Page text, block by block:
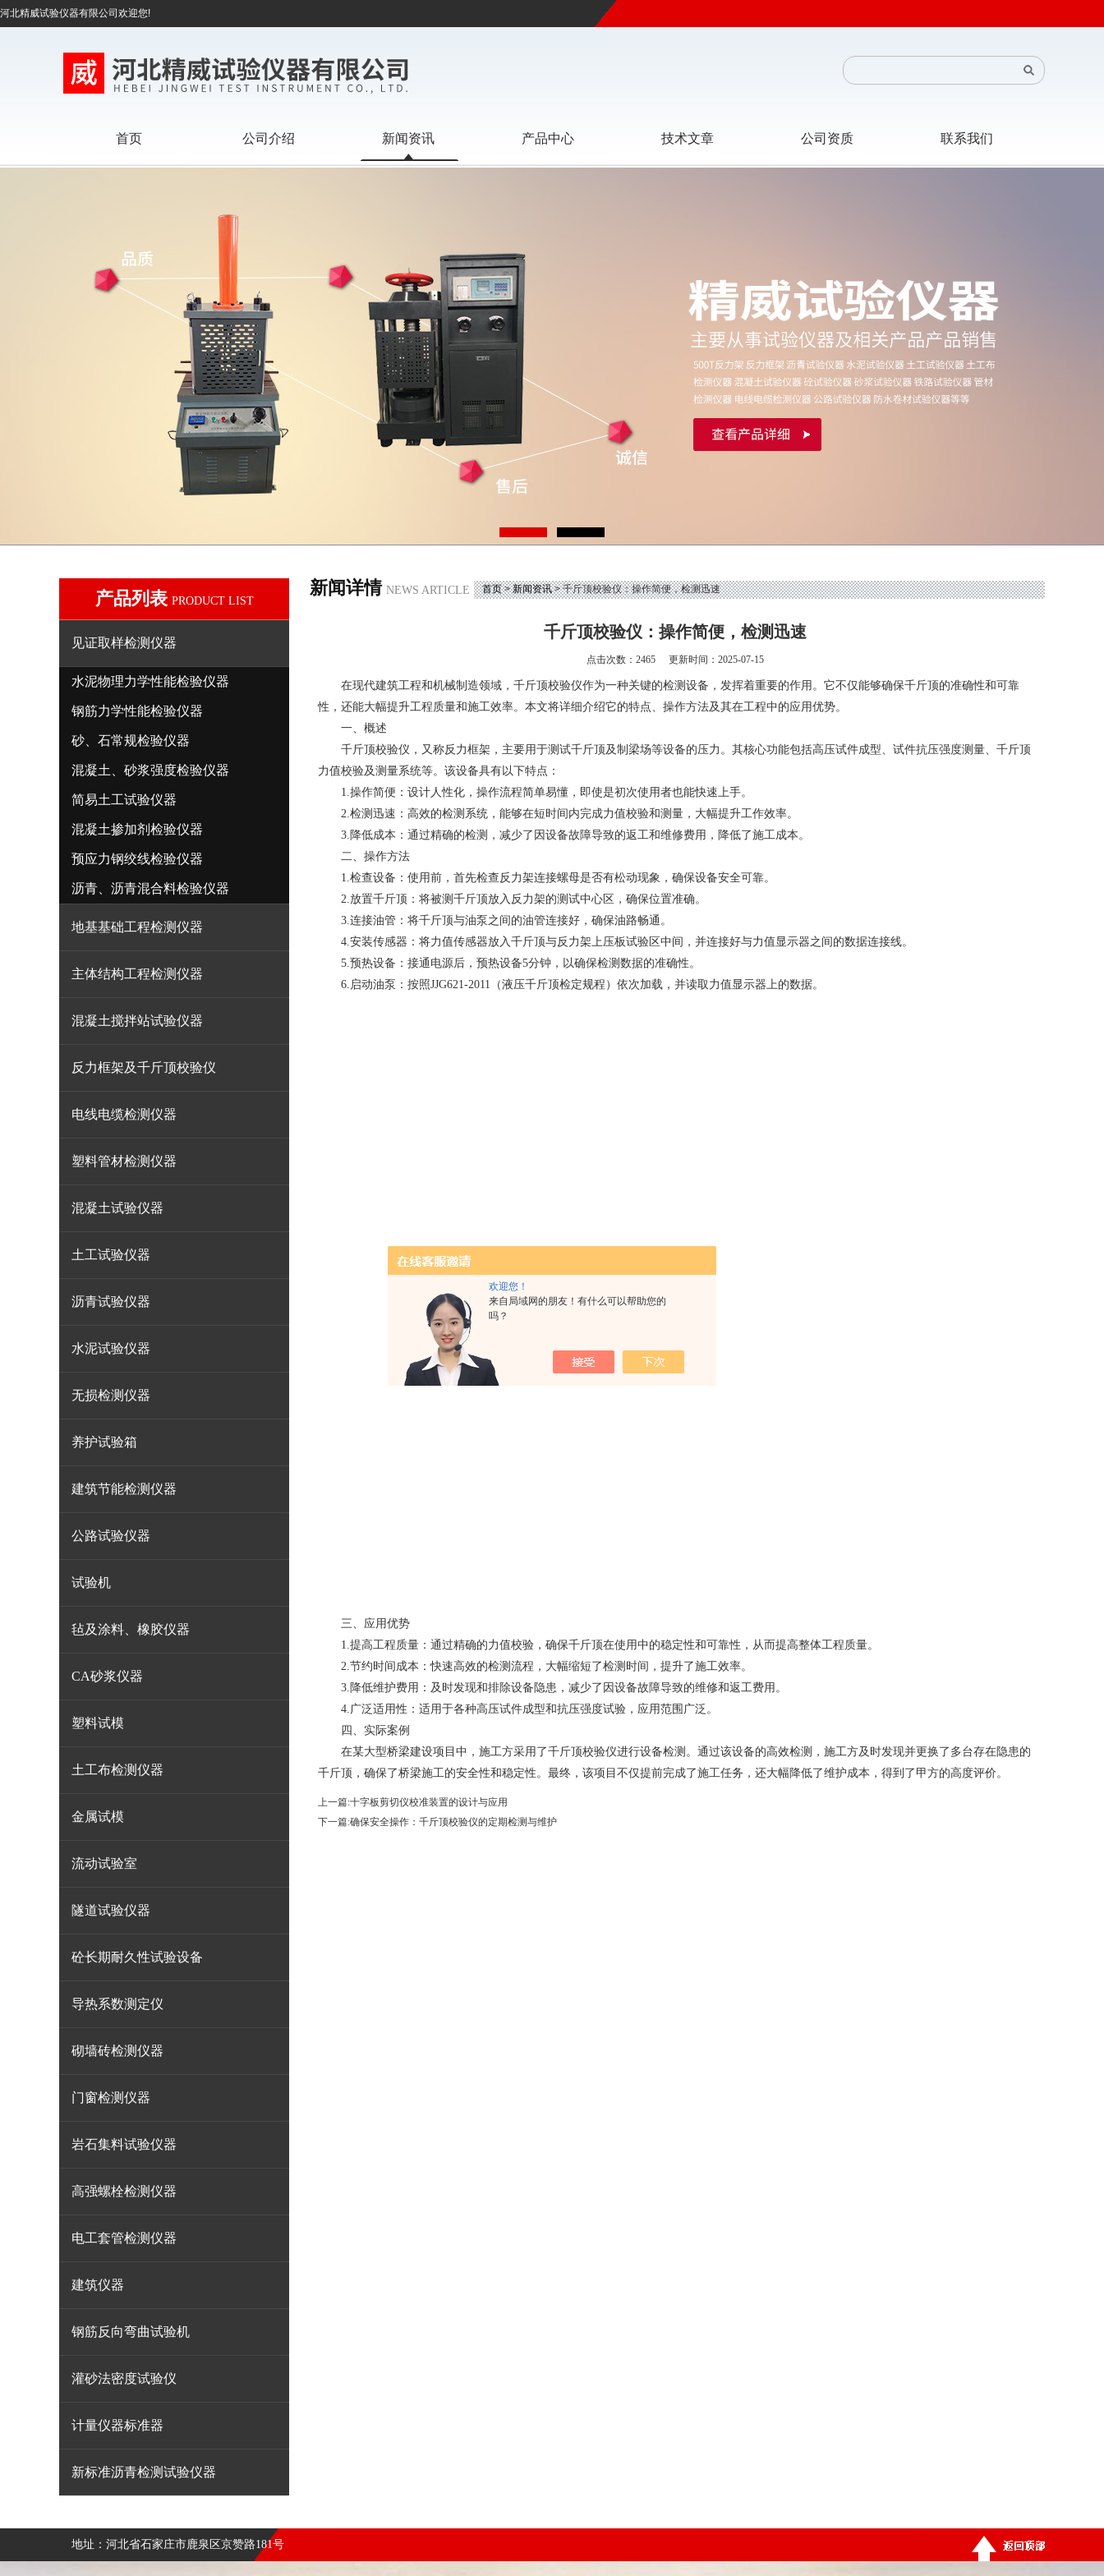
欢迎您！
来自局域网的朋友！有什么可以帮助您的
吗？
河北精威试验仪器有限公司欢迎您!
首页 公司介绍 新闻资讯 产品中心 技术文章 公司资质 联系我们
新闻详情 NEWS ARTICLE 首页>新闻资讯> 千斤顶校验仪：操作简便，检测迅速
千斤顶校验仪：操作简便，检测迅速
点击次数：2465 更新时间：2025-07-15
在现代建筑工程和机械制造领域，千斤顶校验仪作为一种关键的检测设备，发挥着重要的作用。它不仅能够确保千斤顶的准确性和可靠
性，还能大幅提升工程质量和施工效率。本文将详细介绍它的特点、操作方法及其在工程中的应用优势。
一、概述
千斤顶校验仪 ，又称反力框架，主要用于测试千斤顶及制梁场等设备的压力。其核心功能包括高压试件成型、试件抗压强度测量、千斤顶
力值校验及测量系统等。该设备具有以下特点：
1.操作简便：设计人性化，操作流程简单易懂，即使是初次使用者也能快速上手。
2.检测迅速：高效的检测系统，能够在短时间内完成力值校验和测量，大幅提升工作效率。
3.降低成本：通过精确的检测，减少了因设备故障导致的返工和维修费用，降低了施工成本。
二、操作方法
1.检查设备：使用前，首先检查反力架连接螺母是否有松动现象，确保设备安全可靠。
2.放置千斤顶：将被测千斤顶放入反力架的测试中心区，确保位置准确。
3.连接油管：将千斤顶与油泵之间的油管连接好，确保油路畅通。
4.安装传感器：将力值传感器放入千斤顶与反力架上压板试验区中间，并连接好与力值显示器之间的数据连接线。
5.预热设备：接通电源后，预热设备5分钟，以确保检测数据的准确性。
6.启动油泵：按照JJG621-2011（液压千斤顶检定规程）依次加载，并读取力值显示器上的数据。
三、应用优势
1.提高工程质量：通过精确的力值校验，确保千斤顶在使用中的稳定性和可靠性，从而提高整体工程质量。
2.节约时间成本：快速高效的检测流程，大幅缩短了检测时间，提升了施工效率。
3.降低维护费用：及时发现和排除设备隐患，减少了因设备故障导致的维修和返工费用。
4.广泛适用性：适用于各种高压试件成型和抗压强度试验，应用范围广泛。
四、实际案例
在某大型桥梁建设项目中，施工方采用了千斤顶校验仪进行设备检测。通过该设备的高效检测，施工方及时发现并更换了多台存在隐患的
千斤顶，确保了桥梁施工的安全性和稳定性。最终，该项目不仅提前完成了施工任务，还大幅降低了维护成本，得到了甲方的高度评价。
上一篇:十字板剪切仪校准装置的设计与应用
下一篇:确保安全操作：千斤顶校验仪的定期检测与维护
产品列表 PRODUCT LIST
见证取样检测仪器
水泥物理力学性能检验仪器
钢筋力学性能检验仪器
砂、石常规检验仪器
混凝土、砂浆强度检验仪器
简易土工试验仪器
混凝土掺加剂检验仪器
预应力钢绞线检验仪器
沥青、沥青混合料检验仪器
地基基础工程检测仪器
主体结构工程检测仪器
混凝土搅拌站试验仪器
反力框架及千斤顶校验仪
电线电缆检测仪器
塑料管材检测仪器
混凝土试验仪器
土工试验仪器
沥青试验仪器
水泥试验仪器
无损检测仪器
养护试验箱
建筑节能检测仪器
公路试验仪器
试验机
毡及涂料、橡胶仪器
CA砂浆仪器
塑料试模
土工布检测仪器
金属试模
流动试验室
隧道试验仪器
砼长期耐久性试验设备
导热系数测定仪
砌墙砖检测仪器
门窗检测仪器
岩石集料试验仪器
高强螺栓检测仪器
电工套管检测仪器
建筑仪器
钢筋反向弯曲试验机
灌砂法密度试验仪
计量仪器标准器
新标准沥青检测试验仪器
地址：河北省石家庄市鹿泉区京赞路181号